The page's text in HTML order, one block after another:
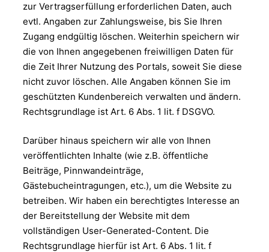
zur Vertragserfüllung erforderlichen Daten, auch
evtl. Angaben zur Zahlungsweise, bis Sie Ihren
Zugang endgültig löschen. Weiterhin speichern wir
die von Ihnen angegebenen freiwilligen Daten für
die Zeit Ihrer Nutzung des Portals, soweit Sie diese
nicht zuvor löschen. Alle Angaben können Sie im
geschützten Kundenbereich verwalten und ändern.
Rechtsgrundlage ist Art. 6 Abs. 1 lit. f DSGVO.
Darüber hinaus speichern wir alle von Ihnen
veröffentlichten Inhalte (wie z.B. öffentliche
Beiträge, Pinnwandeinträge,
Gästebucheintragungen, etc.), um die Website zu
betreiben. Wir haben ein berechtigtes Interesse an
der Bereitstellung der Website mit dem
vollständigen User-Generated-Content. Die
Rechtsgrundlage hierfür ist Art. 6 Abs. 1 lit. f